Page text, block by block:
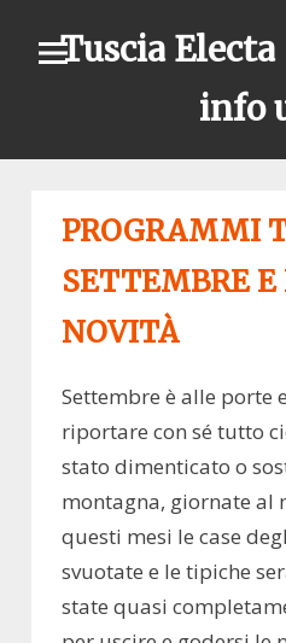
Tuscia
info
PROGRAMMI
SETTEMBRE E
NOVITÀ
Settembre è alle porte
riportare con sé tutto
stato dimenticato o
montagna, giornate al
questi mesi le case
svuotate e le tipiche
state quasi